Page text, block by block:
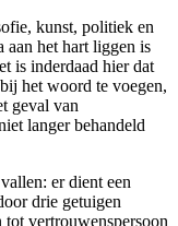
kunst, politiek en
aan het hart liggen is
is inderdaad hier dat
het woord te voegen,
geval van
langer behandeld
er dient een
drie getuigen
vertrouwenspersoon